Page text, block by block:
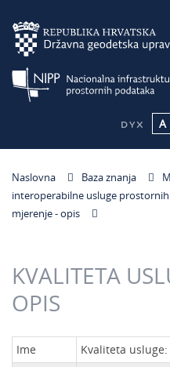
A
Naslovna Baza znanja
interoperabilne usluge
mjerenje - opis
KVALITETA
OPIS
Ime
Kvaliteta